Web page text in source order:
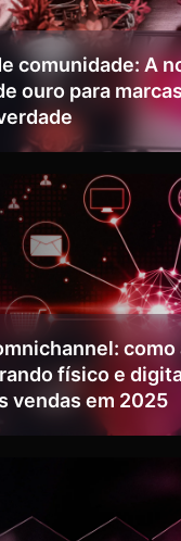
comunidade: A
ouro para
como
físico e
vendas em 2025